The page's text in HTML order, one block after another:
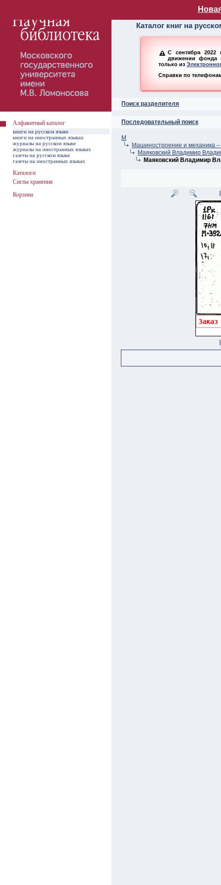
Алфавитный
Каталог книг на
С сентября 2022
движении фонда
только из
Справки по
Поиск разделителя
Последовательный поиск
М
Машиностроение и механика
Маяковский Владимир
Маяковский Владимир
Алфавитный каталог
книги на русском языке
книги на иностранных языках
журналы на русском языке
журналы на иностранных языках
газеты на русском языке
газеты на иностранных языках
Каталоги
Сиглы хранения
Корзина